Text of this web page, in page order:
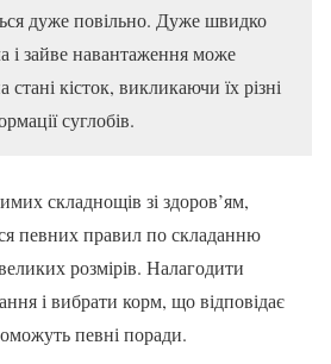
дуже повільно. Дуже швидко
і зайве навантаження може
стані кісток, викликаючи їх різні
суглобів.
складнощів зі здоров’ям,
певних правил по складанню
розмірів. Налагодити
і вибрати корм, що відповідає
певні поради.